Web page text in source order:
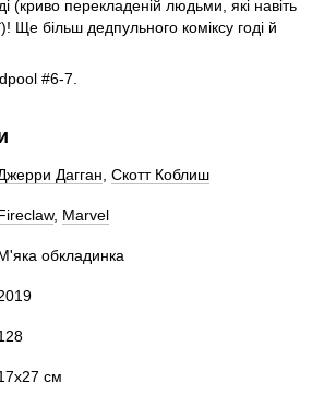
(криво перекладеній людьми, які навіть
Ще більш дедпульного коміксу годі й
#6-7.
Дагган, Скотт Коблиш
, Marvel
обкладинка
см